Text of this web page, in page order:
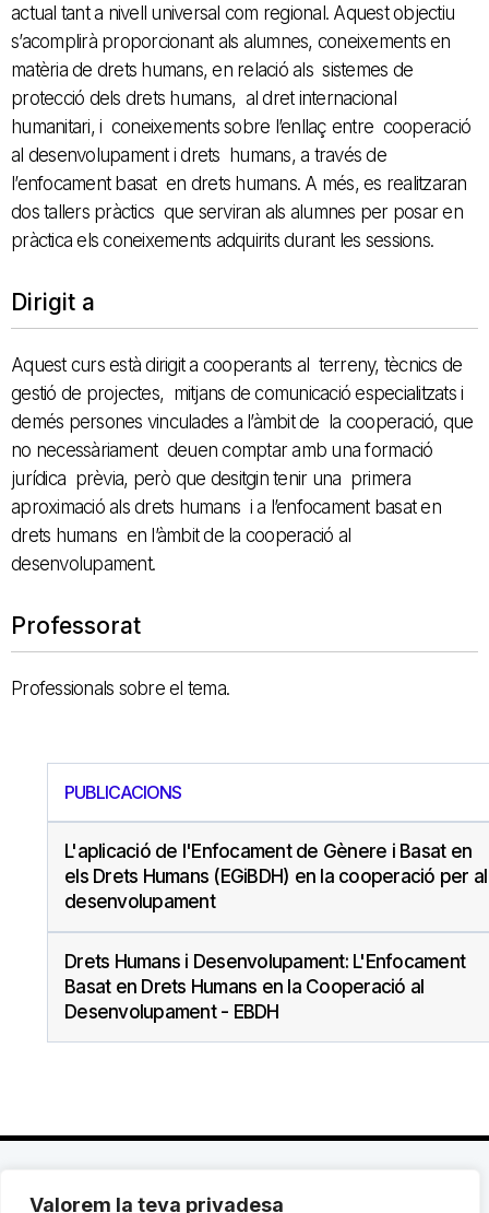
Valorem la teva privadesa
actual tant a nivell universal com regional. Aquest objectiu
s’acomplirà proporcionant als alumnes, coneixements en
matèria de drets humans, en relació als sistemes de
protecció dels drets humans, al dret internacional
humanitari, i coneixements sobre l’enllaç entre cooperació
al desenvolupament i drets humans, a través de
l’enfocament basat en drets humans. A més, es realitzaran
dos tallers pràctics que serviran als alumnes per posar en
pràctica els coneixements adquirits durant les sessions.
Dirigit a
Aquest curs està dirigit a cooperants al terreny, tècnics de
gestió de projectes, mitjans de comunicació especialitzats i
demés persones vinculades a l’àmbit de la cooperació, que
no necessàriament deuen comptar amb una formació
jurídica prèvia, però que desitgin tenir una primera
aproximació als drets humans i a l’enfocament basat en
drets humans en l’àmbit de la cooperació al
desenvolupament.
Professorat
Professionals sobre el tema.
PUBLICACIONS
L'aplicació de l'Enfocament de Gènere i Basat en
els Drets Humans (EGiBDH) en la cooperació per al
desenvolupament
Drets Humans i Desenvolupament: L'Enfocament
Basat en Drets Humans en la Cooperació al
Desenvolupament - EBDH